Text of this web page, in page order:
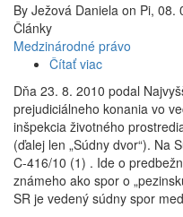
By Ježová Daniela on Pi, 08.
Články
Medzinárodné právo
Čítať viac
Aktuálne
rozhodnutie
Súdneho
dvora
Európskej
únie
týkajúce
sa
Dňa 23. 8. 2010 podal
prejudiciálneho konania vo
inšpekcia životného
(ďalej len „Súdny dvor“). Na
C-416/10 (1) . Ide o
známeho ako spor o
SR je vedený súdny spor